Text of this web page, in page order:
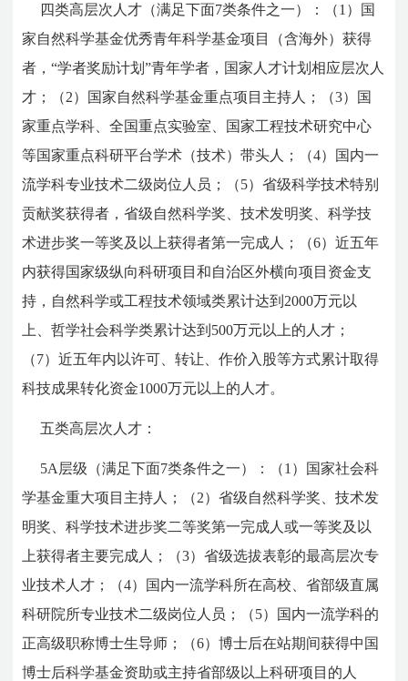
四类高层次人才（满足下面7类条件之一）：（1）国
家自然科学基金优秀青年科学基金项目（含海外）获得
者，“学者奖励计划”青年学者，国家人才计划相应层次人
才；（2）国家自然科学基金重点项目主持人；（3）国
家重点学科、全国重点实验室、国家工程技术研究中心
等国家重点科研平台学术（技术）带头人；（4）国内一
流学科专业技术二级岗位人员；（5）省级科学技术特别
贡献奖获得者，省级自然科学奖、技术发明奖、科学技
术进步奖一等奖及以上获得者第一完成人；（6）近五年
内获得国家级纵向科研项目和自治区外横向项目资金支
持，自然科学或工程技术领域类累计达到2000万元以
上、哲学社会科学类累计达到500万元以上的人才；
（7）近五年内以许可、转让、作价入股等方式累计取得
科技成果转化资金1000万元以上的人才。
五类高层次人才：
5A层级（满足下面7类条件之一）：（1）国家社会科
学基金重大项目主持人；（2）省级自然科学奖、技术发
明奖、科学技术进步奖二等奖第一完成人或一等奖及以
上获得者主要完成人；（3）省级选拔表彰的最高层次专
业技术人才；（4）国内一流学科所在高校、省部级直属
科研院所专业技术二级岗位人员；（5）国内一流学科的
正高级职称博士生导师；（6）博士后在站期间获得中国
博士后科学基金资助或主持省部级以上科研项目的人